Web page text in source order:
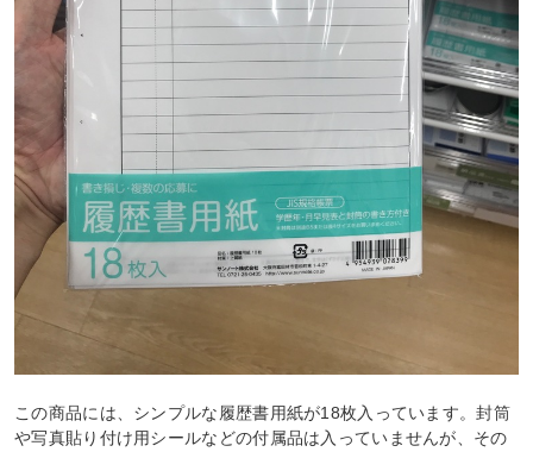
この商品には、シンプルな履歴書用紙が18枚入っています。封筒
や写真貼り付け用シールなどの付属品は入っていませんが、その